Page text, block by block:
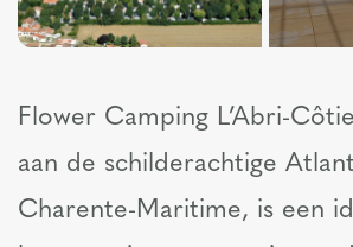
Flower Camping L’Abri-
aan de schilderachtige
Charente-Maritime, is een